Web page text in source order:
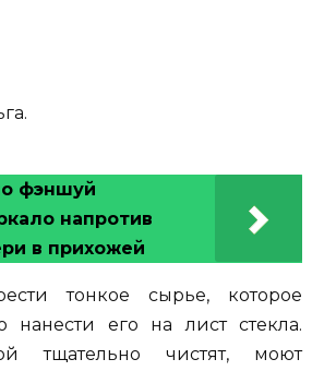
фэншуй
напротив
в прихожей
тонкое сырье, которое
нанести его на лист стекла.
тщательно чистят, моют